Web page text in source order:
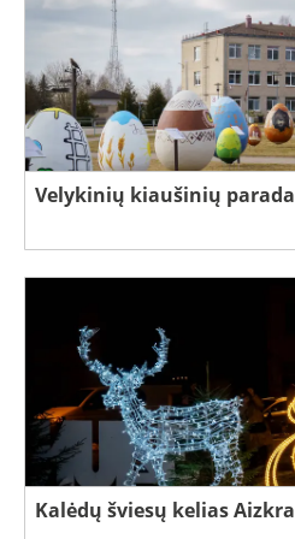
Velykinių kiaušinių
Kalėdų šviesų kelias